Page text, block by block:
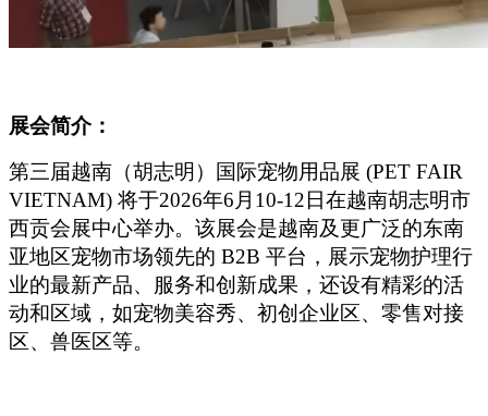
展会简介：
第三届越南（胡志明）国际宠物用品展 (PET FAIR
VIETNAM) 将于2026年6月10-12日在越南胡志明市
西贡会展中心举办。该展会是越南及更广泛的东南
亚地区宠物市场领先的 B2B 平台，展示宠物护理行
业的最新产品、服务和创新成果，还设有精彩的活
动和区域，如宠物美容秀、初创企业区、零售对接
区、兽医区等。